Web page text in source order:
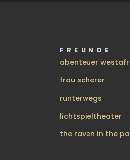
FREUNDE
abenteuer
frau scherer
runterwegs
lichtspieltheater
the raven in the